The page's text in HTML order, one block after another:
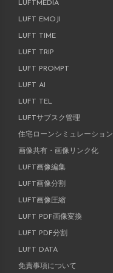
LUFTMEDIA
LUFT EMOJI
LUFT TIME
LUFT TRIP
LUFT PROMPT
LUFT AI
LUFT TEL
LUFTサブスク管理
住宅ローンシミュレーション
画像共有・画像リンク化
LUFT画像編集
LUFT画像分割
LUFT画像圧縮
LUFT PDF画像変換
LUFT PDF分割
LUFT DATA
免責事項について